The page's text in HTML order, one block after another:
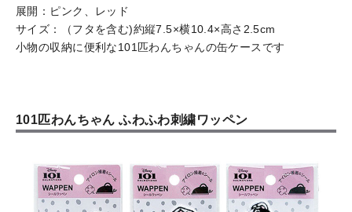
展開：ピンク、レッド
サイズ：（フタを含む)約縦7.5×横10.4×高さ2.5cm
小物の収納に便利な101匹わんちゃんの缶ケースです
101匹わんちゃん ふわふわ刺繍ワッペン